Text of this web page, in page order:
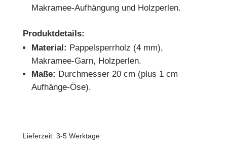
Makramee-Aufhängung und Holzperlen.
Produktdetails:
Material: Pappelsperrholz (4 mm),
Makramee-Garn, Holzperlen.
Maße: Durchmesser 20 cm (plus 1 cm
Aufhänge-Öse).
Lieferzeit: 3-5 Werktage